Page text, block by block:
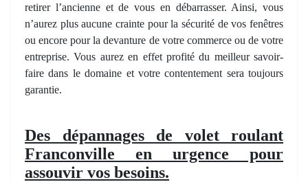
retirer l’ancienne et de vous en débarrasser. Ainsi, vous
n’aurez plus aucune crainte pour la sécurité de vos fenêtres
ou encore pour la devanture de votre commerce ou de votre
entreprise. Vous aurez en effet profité du meilleur savoir-
faire dans le domaine et votre contentement sera toujours
garantie.
Des dépannages de volet roulant
Franconville en urgence pour
assouvir vos besoins.